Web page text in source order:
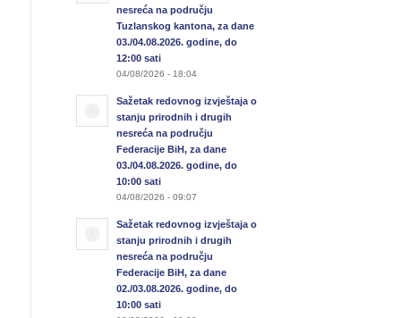
nesreća na području
Tuzlanskog kantona, za dane
03./04.08.2026. godine, do
12:00 sati
04/08/2026 - 18:04
Sažetak redovnog izvještaja o
stanju prirodnih i drugih
nesreća na području
Federacije BiH, za dane
03./04.08.2026. godine, do
10:00 sati
04/08/2026 - 09:07
Sažetak redovnog izvještaja o
stanju prirodnih i drugih
nesreća na području
Federacije BiH, za dane
02./03.08.2026. godine, do
10:00 sati